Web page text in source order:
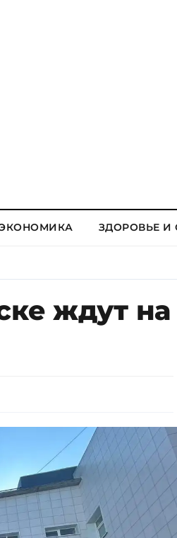
ЗДОРОВЬЕ И
ждут на